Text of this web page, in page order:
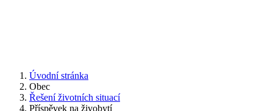
Úvodní stránka
Obec
Řešení životních situací
Příspěvek na živobytí